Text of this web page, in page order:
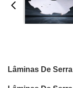
Lâminas De